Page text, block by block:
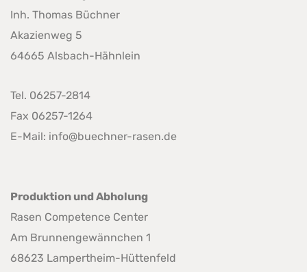
Inh. Thomas Büchner
Akazienweg 5
64665 Alsbach-Hähnlein
Tel. 06257-2814
Fax 06257-1264
E-Mail: info@buechner-rasen.de
Produktion und Abholung
Rasen Competence Center
Am Brunnengewännchen 1
68623 Lampertheim-Hüttenfeld